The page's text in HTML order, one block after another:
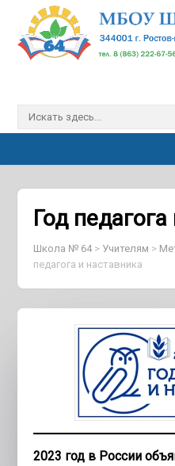
Год
Школа № 64> Учителям >
педагога и наставника
2023 год в России